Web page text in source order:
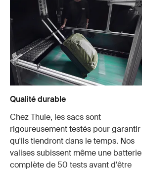
Qualité durable
Chez Thule, les sacs sont
rigoureusement testés pour garantir
qu'ils tiendront dans le temps. Nos
valises subissent même une batterie
complète de 50 tests avant d'être